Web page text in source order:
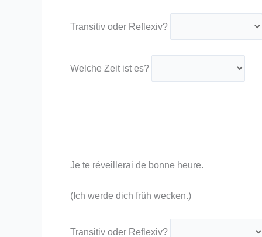
Transitiv oder Reflexiv?
Welche Zeit ist es?
Je te réveillerai de bonne heure.
(Ich werde dich früh wecken.)
Transitiv oder Reflexiv?